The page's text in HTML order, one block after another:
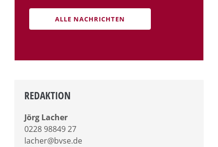
ALLE NACHRICHTEN
REDAKTION
Jörg Lacher
0228 98849 27
lacher@bvse.de